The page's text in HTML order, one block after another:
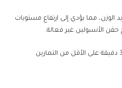
الوزن، مما يؤدي إلى ارتفاع مستويات
حقن الأنسولين غير فعالة.
لذا ينصح الأطباء بممارسة 30 دقيقة على الأقل من التمارين